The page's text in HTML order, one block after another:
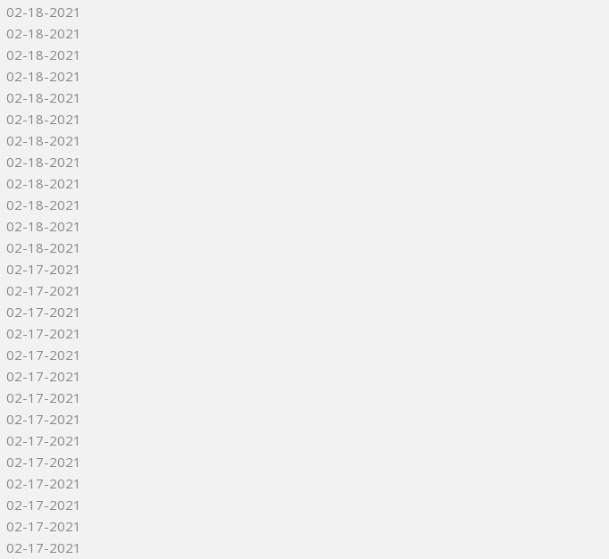
02-18-2021
02-18-2021
02-18-2021
02-18-2021
02-18-2021
02-18-2021
02-18-2021
02-18-2021
02-18-2021
02-18-2021
02-18-2021
02-18-2021
02-17-2021
02-17-2021
02-17-2021
02-17-2021
02-17-2021
02-17-2021
02-17-2021
02-17-2021
02-17-2021
02-17-2021
02-17-2021
02-17-2021
02-17-2021
02-17-2021